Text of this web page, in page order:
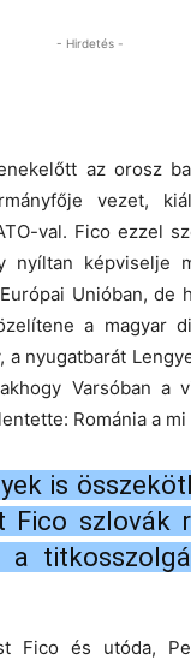
- Hirdetés -
az orosz
vezet,
val. Fico ezzel
nyíltan képviselje
Unióban, de
a magyar
nyugatbarát
Varsóban a
Románia a
is
Fico szlovák
a
Fico és utóda,